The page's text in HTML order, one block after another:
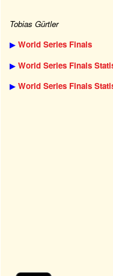
Tobias Gürtler
▶ World Series Finals
▶ World Series Finals
▶ World Series Finals